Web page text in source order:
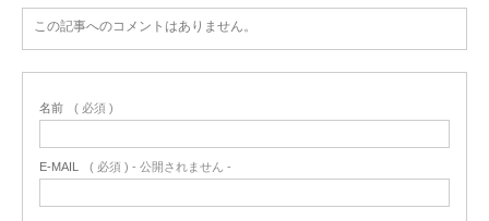
この記事へのコメントはありません。
名前 ( 必須 )
E-MAIL ( 必須 ) - 公開されません -